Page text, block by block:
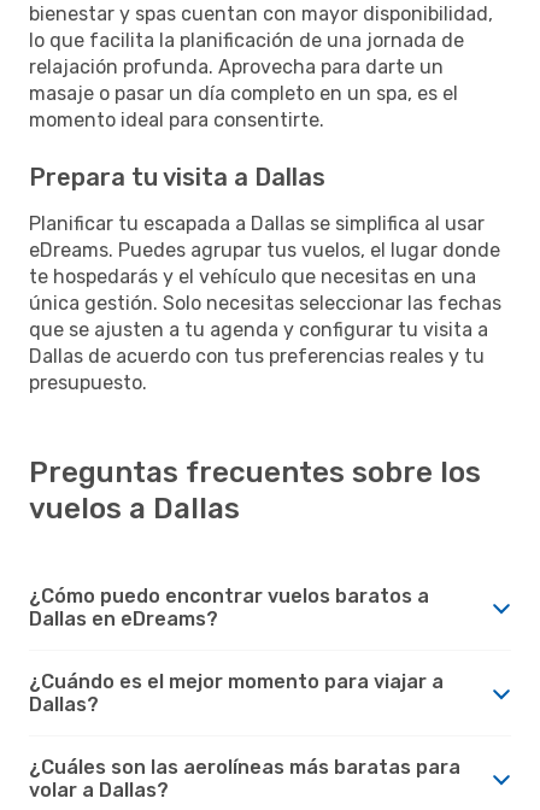
bienestar y spas cuentan con mayor disponibilidad,
lo que facilita la planificación de una jornada de
relajación profunda. Aprovecha para darte un
masaje o pasar un día completo en un spa, es el
momento ideal para consentirte.
Prepara tu visita a Dallas
Planificar tu escapada a Dallas se simplifica al usar
eDreams. Puedes agrupar tus vuelos, el lugar donde
te hospedarás y el vehículo que necesitas en una
única gestión. Solo necesitas seleccionar las fechas
que se ajusten a tu agenda y configurar tu visita a
Dallas de acuerdo con tus preferencias reales y tu
presupuesto.
Preguntas frecuentes sobre los
vuelos a Dallas
¿Cómo puedo encontrar vuelos baratos a
Dallas en eDreams?
¿Cuándo es el mejor momento para viajar a
Dallas?
¿Cuáles son las aerolíneas más baratas para
volar a Dallas?